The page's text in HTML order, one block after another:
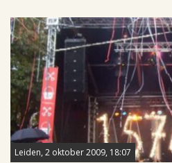
Leiden, 2 oktober 2009, 18:07